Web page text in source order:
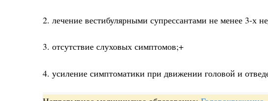
2. лечение вестибулярными супрессантами не менее 3-х
3. отсутствие слуховых симптомов;+
4. усиление симптоматики при движении головой и